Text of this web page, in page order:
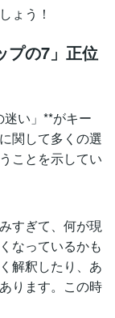
ょう！
プの7」正位
い」**がキー
関して多くの選
ことを示してい
すぎて、何が現
なっているかも
解釈したり、あ
ります。この時